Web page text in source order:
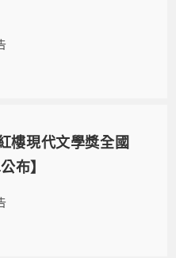
樓現代文學獎全國
布】